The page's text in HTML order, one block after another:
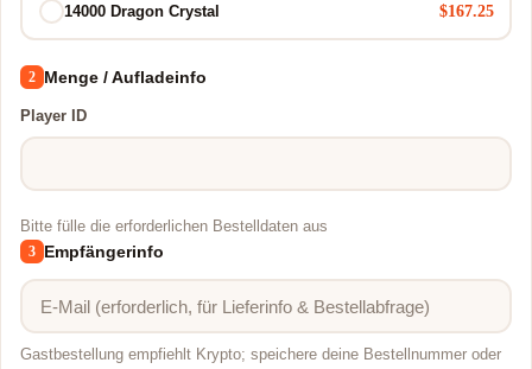
14000 Dragon Crystal $167.25
2 Menge / Aufladeinfo
Player ID
Bitte fülle die erforderlichen Bestelldaten aus
3 Empfängerinfo
Gastbestellung empfiehlt Krypto; speichere deine Bestellnummer oder